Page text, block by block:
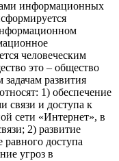
информационных
человеческим
это – общество
развития
1) обеспечение
связи и доступа к
сети «Интернет», в
2) развитие
доступа
угроз в